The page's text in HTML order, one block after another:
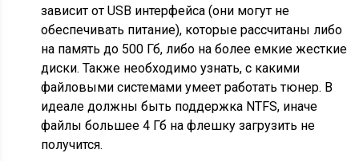
зависит от USB интерфейса (они могут не
обеспечивать питание), которые рассчитаны либо
на память до 500 Гб, либо на более емкие жесткие
диски. Также необходимо узнать, с какими
файловыми системами умеет работать тюнер. В
идеале должны быть поддержка NTFS, иначе
файлы большее 4 Гб на флешку загрузить не
получится.